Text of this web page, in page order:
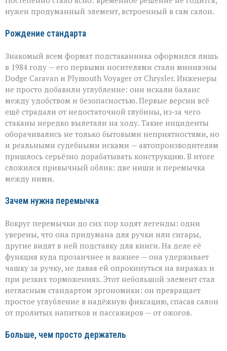
нужен продуманный элемент, встроенный в сам салон.
Рождение стандарта
Знакомый всем формат подстаканника оформился лишь
в 1984 году — его первыми носителями стали минивэны
Dodge Caravan и Plymouth Voyager от Chrysler. Инженеры
не просто добавили углубление: они искали баланс
между удобством и безопасностью. Первые версии всё
ещё страдали от недостаточной глубины, из‑за чего
стаканы нередко вылетали на ходу. Такие инциденты
оборачивались не только бытовыми неприятностями, но
и реальными судебными исками — автопроизводителям
пришлось серьёзно дорабатывать конструкцию. В итоге
сложился привычный облик: две ниши и перемычка
между ними.
Зачем нужна перемычка
Вокруг перемычки до сих пор ходят легенды: одни
уверены, что она придумана для ручки или сигары,
другие видят в ней подставку для книги. На деле её
функция куда прозаичнее и важнее — она удерживает
чашку за ручку, не давая ей опрокинуться на виражах и
при резких торможениях. Этот небольшой элемент стал
негласным стандартом эргономики: он превращает
простое углубление в надёжную фиксацию, спасая салон
от пролитых напитков и пассажиров — от ожогов.
Больше, чем просто держатель